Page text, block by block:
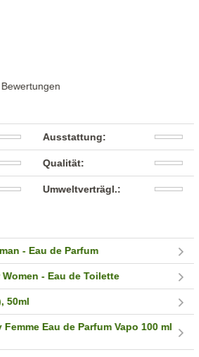
Ausstattung:
Qualität:
Umweltverträgl.:
- Eau de Parfum
- Eau de Toilette
50ml
Eau de Parfum Vapo 100 ml